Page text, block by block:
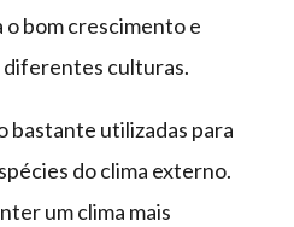
bom crescimento e
diferentes culturas.
bastante utilizadas para
do clima externo.
um clima mais